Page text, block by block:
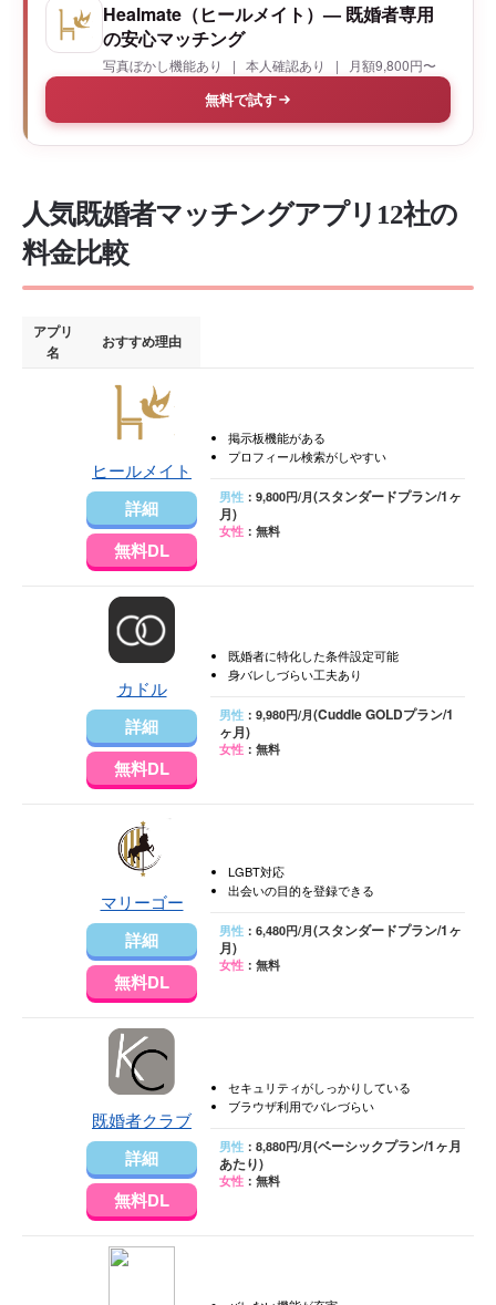
Healmate（ヒールメイト）— 既婚者専用
の安心マッチング
写真ぼかし機能あり | 本人確認あり | 月額9,800円〜
無料で試す
人気既婚者マッチングアプリ12社の
料金比較
アプリ
名
おすすめ理由
ヒールメイト
詳細
無料DL
掲示板機能がある
プロフィール検索がしやすい
男性：9,800円/月(スタンダードプラン/1ヶ
月)
女性：無料
カドル
詳細
無料DL
既婚者に特化した条件設定可能
身バレしづらい工夫あり
男性：9,980円/月(Cuddle GOLDプラン/1
ヶ月)
女性：無料
マリーゴー
詳細
無料DL
LGBT対応
出会いの目的を登録できる
男性：6,480円/月(スタンダードプラン/1ヶ
月)
女性：無料
既婚者クラブ
詳細
無料DL
セキュリティがしっかりしている
ブラウザ利用でバレづらい
男性：8,880円/月(ベーシックプラン/1ヶ月
あたり)
女性：無料